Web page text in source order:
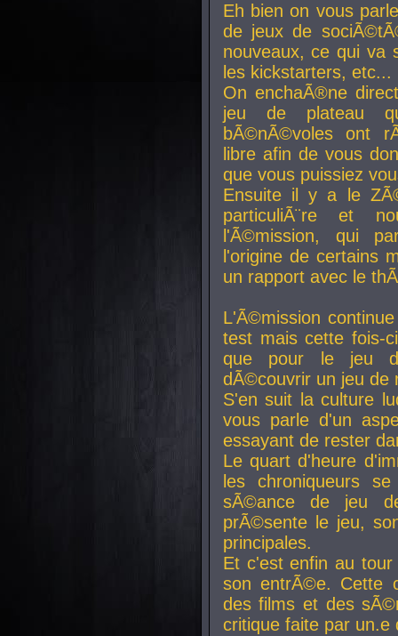
Eh bien on vous
de jeux de
nouveaux, ce qui va
les kickstarters, etc...
On enchaÃ®ne
jeu de plateau
bÃ©nÃ©voles ont
libre afin de vous
que vous puissiez
Ensuite il y a le
particuliÃ¨re et
l'Ã©mission, qui
l'origine de certains
un rapport avec le
L'Ã©mission
test mais cette fois-
que pour le jeu
dÃ©couvrir un jeu de
S'en suit la culture
vous parle d'un
essayant de rester
Le quart d'heure
les chroniqueurs
sÃ©ance de jeu
prÃ©sente le jeu,
principales.
Et c'est enfin au
son entrÃ©e. Cette
des films et des
critique faite par